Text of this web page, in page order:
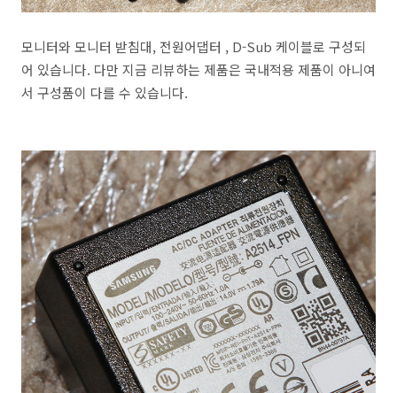
모니터와 모니터 받침대, 전원어댑터 , D-Sub 케이블로 구성되
어 있습니다. 다만 지금 리뷰하는 제품은 국내적용 제품이 아니여
서 구성품이 다를 수 있습니다.